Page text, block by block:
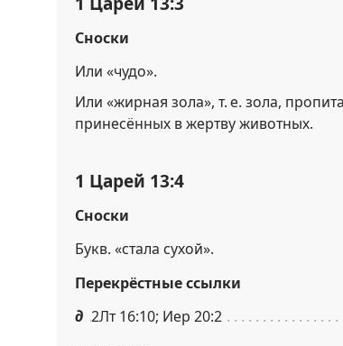
Сноски
Или «чудо».
Или «жирная зола», т. е. зола,
принесённых в жертву животных.
1 Царей 13:4
Сноски
Букв. «стала сухой».
Перекрёстные ссылки
д 2Лт 16:10; Иер 20:2